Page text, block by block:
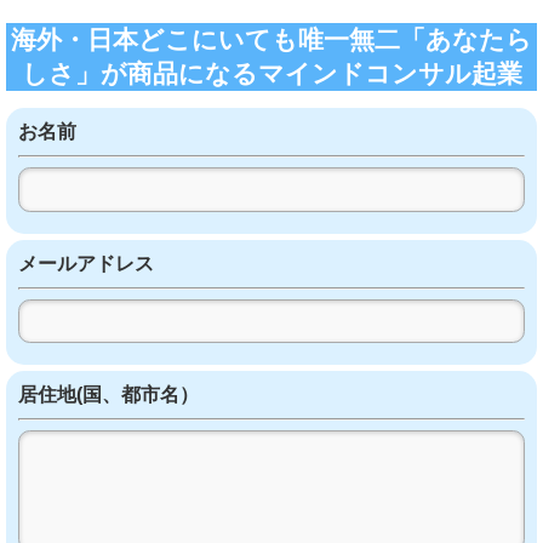
海外・日本どこにいても唯一無二「あなたら
しさ」が商品になるマインドコンサル起業
お名前
メールアドレス
居住地(国、都市名）